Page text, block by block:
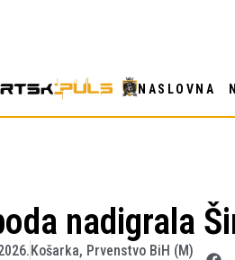
NASLOVNA
nadigrala
Košarka, Prvenstvo BiH (M)